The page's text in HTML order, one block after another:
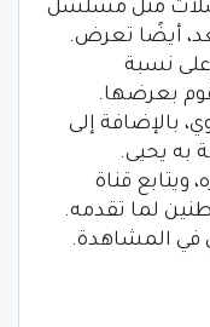
مثل مسلسل
أيضًا تعرض.
نسبة
بعرضها.
بالإضافة إلى
به يحيى.
ويتابع قناة
المواطنين لما تقدمه.
المشاهدة.